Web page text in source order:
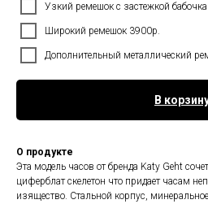
Узкий ремешок с застежкой
Широкий ремешок 3900р.
Дополнительный металлический
В
О продукте
Эта модель часов от бренда Katy Geht
циферблат скелетон что придает часам
изящество. Стальной корпус,